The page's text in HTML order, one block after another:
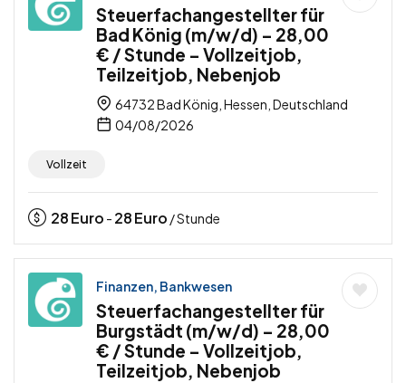
Steuerfachangestellter für
Bad König (m/w/d) – 28,00
€ / Stunde – Vollzeitjob,
Teilzeitjob, Nebenjob
64732 Bad König, Hessen, Deutschland
04/08/2026
Vollzeit
28Euro - 28Euro / Stunde
Finanzen, Bankwesen
Steuerfachangestellter für
Burgstädt (m/w/d) – 28,00
€ / Stunde – Vollzeitjob,
Teilzeitjob, Nebenjob